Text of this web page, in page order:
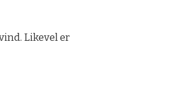
Likevel er